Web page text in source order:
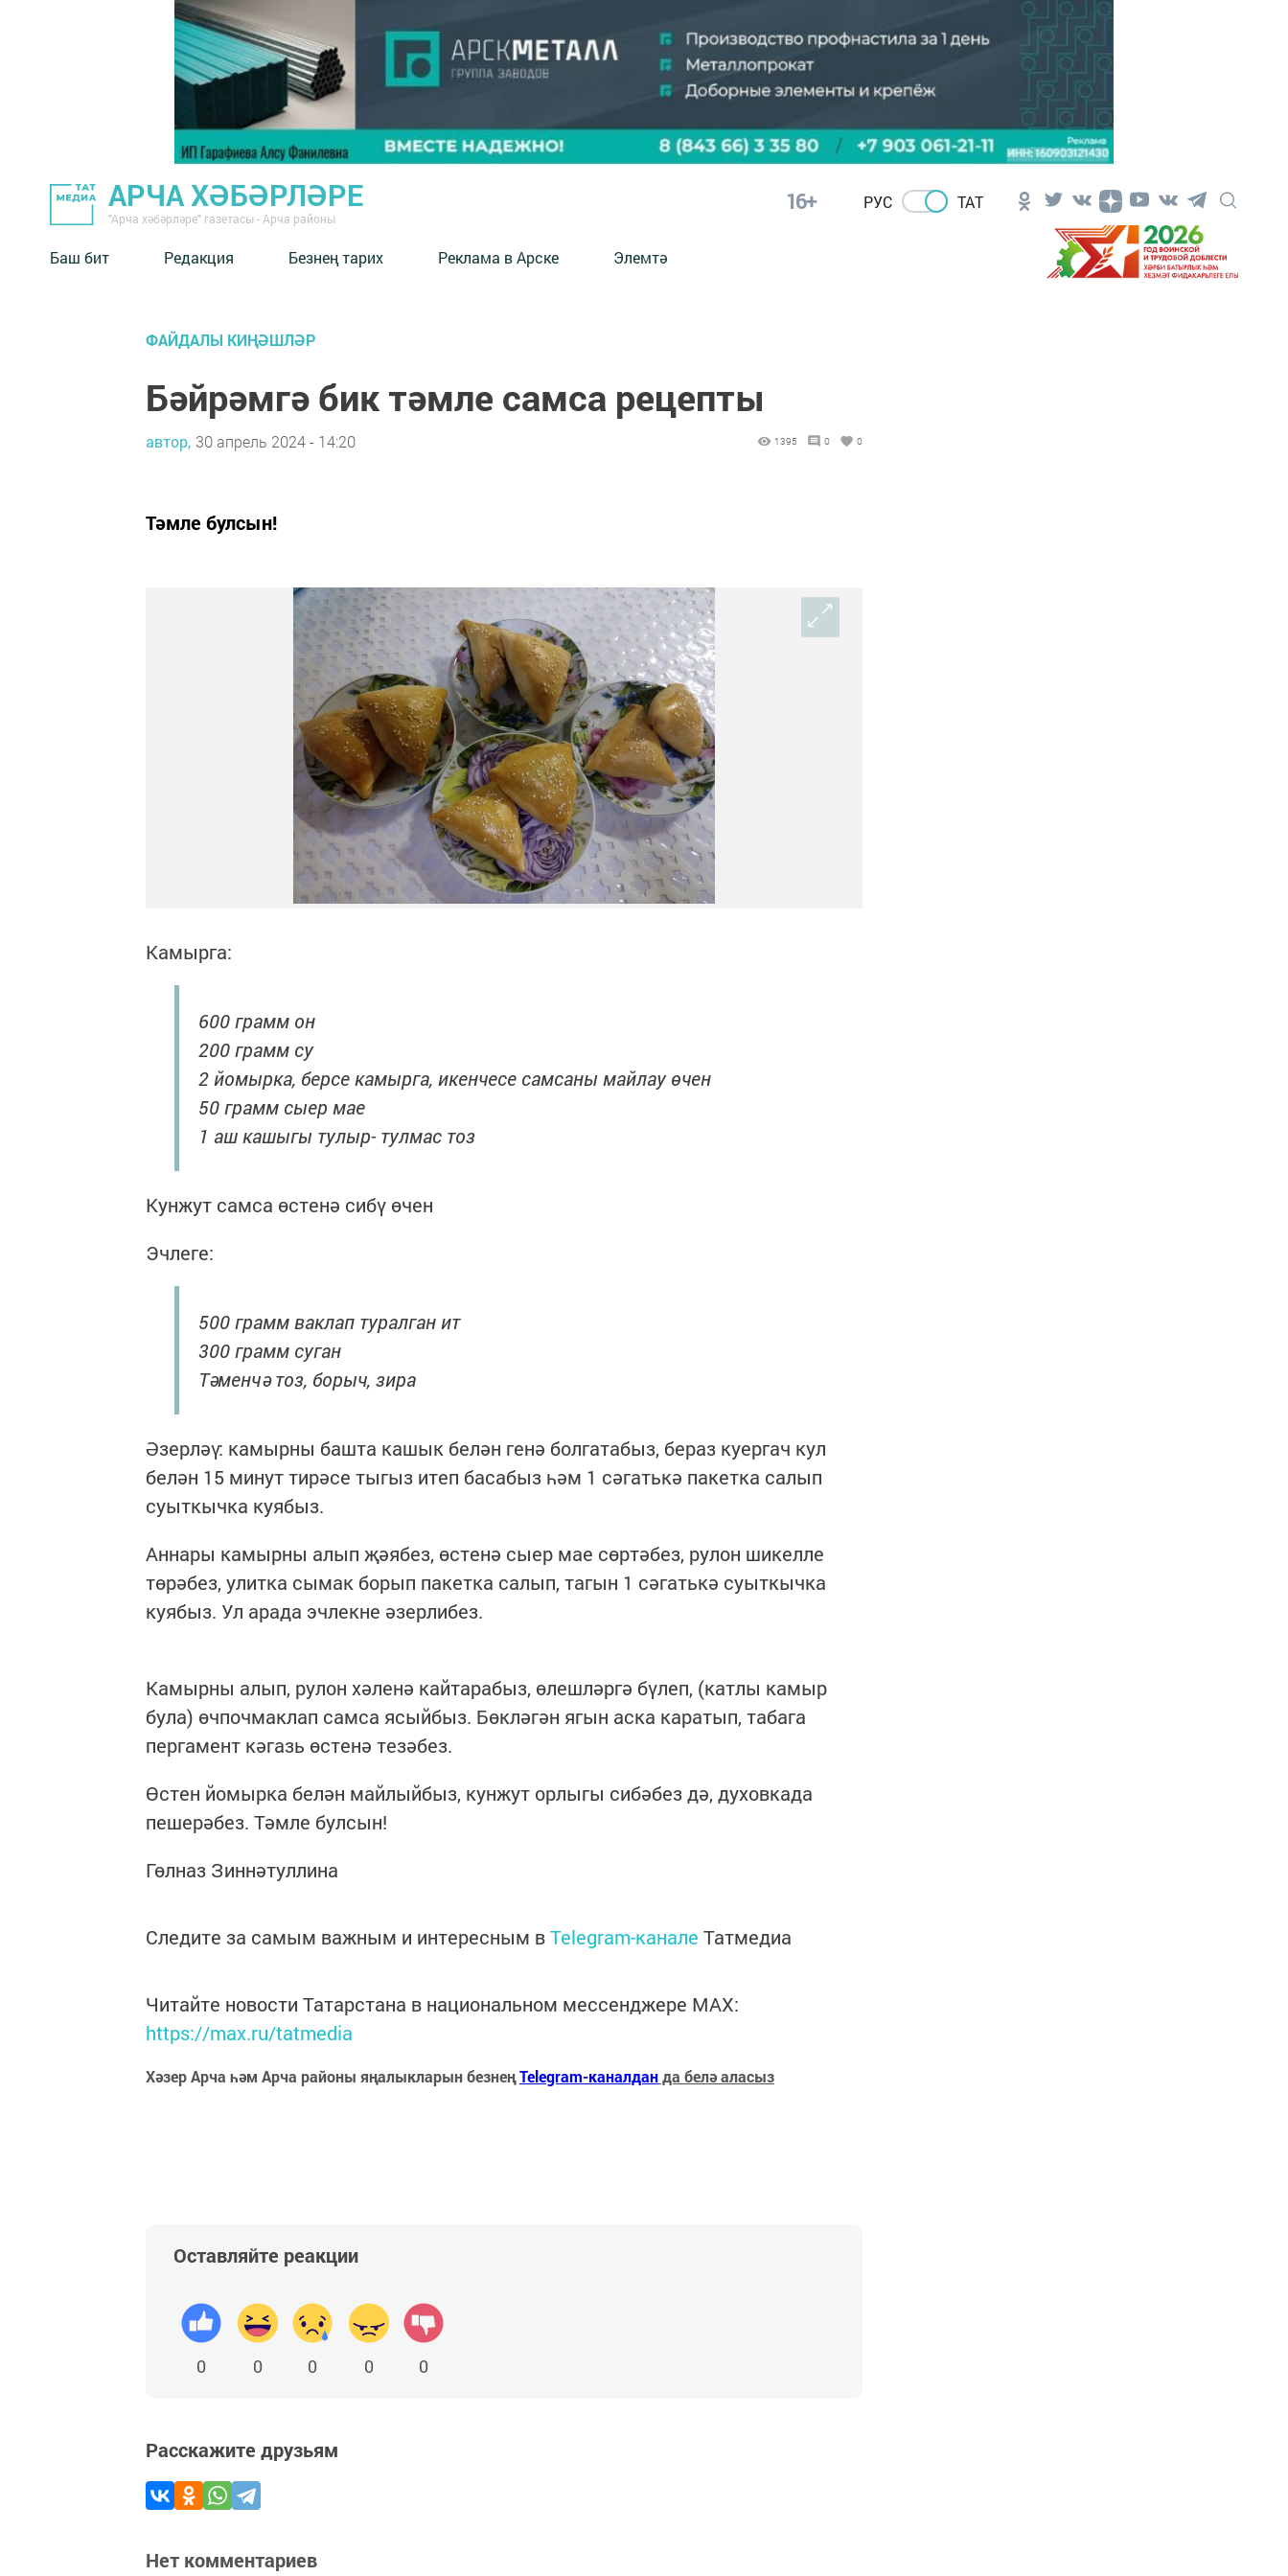
АРЧА ХӘБӘРЛӘРЕ
"Арча хәбәрләре" газетасы - Арча районы
16+ РУС ТАТ
Баш бит Редакция Безнең тарих Реклама в Арске Элемтә
ФАЙДАЛЫ КИҢӘШЛӘР
Бәйрәмгә бик тәмле самса рецепты
автор, 30 апрель 2024 - 14:20 1395 0 0
Тәмле булсын!
Камырга:
600 грамм он
200 грамм су
2 йомырка, берсе камырга, икенчесе самсаны майлау өчен
50 грамм сыер мае
1 аш кашыгы тулыр- тулмас тоз
Кунжут самса өстенә сибү өчен
Эчлеге:
500 грамм ваклап туралган ит
300 грамм суган
Тәменчә тоз, борыч, зира
Әзерләү: камырны башта кашык белән генә болгатабыз, бераз куергач кул
белән 15 минут тирәсе тыгыз итеп басабыз һәм 1 сәгатькә пакетка салып
суыткычка куябыз.
Аннары камырны алып җәябез, өстенә сыер мае сөртәбез, рулон шикелле
төрәбез, улитка сымак борып пакетка салып, тагын 1 сәгатькә суыткычка
куябыз. Ул арада эчлекне әзерлибез.
Камырны алып, рулон хәленә кайтарабыз, өлешләргә бүлеп, (катлы камыр
була) өчпочмаклап самса ясыйбыз. Бөкләгән ягын аска каратып, табага
пергамент кәгазь өстенә тезәбез.
Өстен йомырка белән майлыйбыз, кунжут орлыгы сибәбез дә, духовкада
пешерәбез. Тәмле булсын!
Гөлназ Зиннәтуллина
Следите за самым важным и интересным вTelegram-канале Татмедиа
Читайте новости Татарстана в национальном мессенджере MАХ:
https://max.ru/tatmedia
Хәзер Арча һәм Арча районы яңалыкларын безнеңTelegram-каналданда белә аласыз
Оставляйте реакции
0 0 0 0 0
Расскажите друзьям
Нет комментариев